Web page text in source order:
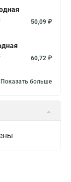
50,09 ₽
60,72 ₽
Показать больше